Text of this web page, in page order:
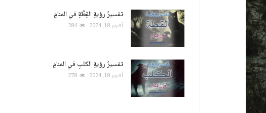
تفسيرُ رؤيةِ القِطَّةِ في المنامِ
أكتوبر 18, 2024 284
تفسيرُ رؤيةِ الكلبِ في المنامِ
أكتوبر 18, 2024 278